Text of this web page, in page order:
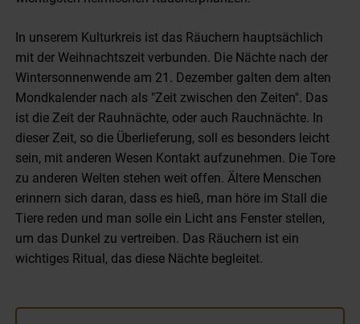
In unserem Kulturkreis ist das Räuchern hauptsächlich
mit der Weihnachtszeit verbunden. Die Nächte nach der
Wintersonnenwende am 21. Dezember galten dem alten
Mondkalender nach als "Zeit zwischen den Zeiten". Das
ist die Zeit der Rauhnächte, oder auch Rauchnächte. In
dieser Zeit, so die Überlieferung, soll es besonders leicht
sein, mit anderen Wesen Kontakt aufzunehmen. Die Tore
zu anderen Welten stehen weit offen. Ältere Menschen
erinnern sich daran, dass es hieß, man höre im Stall die
Tiere reden und man solle ein Licht ans Fenster stellen,
um das Dunkel zu vertreiben. Das Räuchern ist ein
wichtiges Ritual, das diese Nächte begleitet.